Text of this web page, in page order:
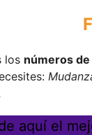
los números
aquí el